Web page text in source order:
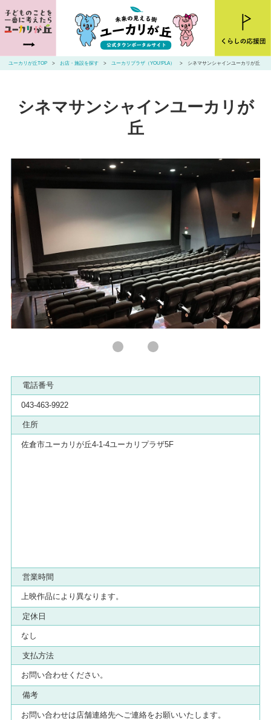
ユーカリが丘とは
ニュース
住まいを探す
交通アクセス
山万ユーカリが丘線・こあらバス
お問い合わせ
ユーカリが丘TOP お店・施設を探す ユーカリプラザ（YOU!PLA） シネマサンシャインユーカリが丘
シネマサンシャインユーカリが
丘
電話番号
043-463-9922
住所
佐倉市ユーカリが丘4-1-4ユーカリプラザ5F
営業時間
上映作品により異なります。
定休日
なし
支払方法
お問い合わせください。
備考
お問い合わせは店舗連絡先へご連絡をお願いいたします。